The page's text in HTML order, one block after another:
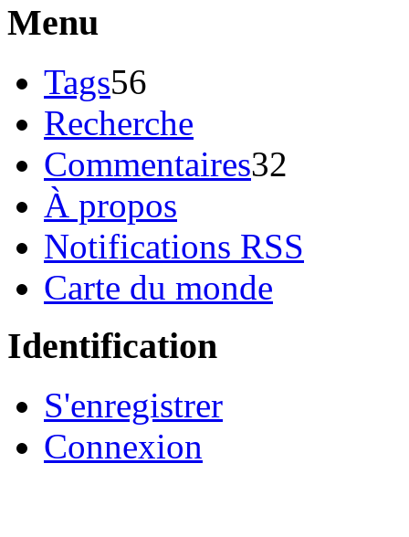
Menu
Tags56
Recherche
Commentaires32
À propos
Notifications RSS
Carte du monde
Identification
S'enregistrer
Connexion